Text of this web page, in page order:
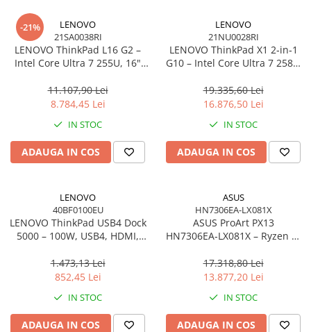
-21%
LENOVO
21SA0038RI
LENOVO ThinkPad L16 G2 –
Intel Core Ultra 7 255U, 16"
SSD, Windows 11 Pro, 3Y
On‑Site
11.107,90 Lei
8.784,45 Lei
IN STOC
ADAUGA IN COS
LENOVO
21NU0028RI
LENOVO ThinkPad X1 2‑in‑1
G10 – Intel Core Ultra 7 258V,
LPDDR5X, 2TB SSD PCIe 5.0,
W11P, 3Y Premier
19.335,60 Lei
16.876,50 Lei
IN STOC
ADAUGA IN COS
LENOVO
40BF0100EU
LENOVO ThinkPad USB4 Dock
5000 – 100W, USB4, HDMI,
Gigabit LAN, EU
1.473,13 Lei
852,45 Lei
IN STOC
ADAUGA IN COS
ASUS
HN7306EA-LX081X
ASUS ProArt PX13
HN7306EA‑LX081X – Ryzen AI
Touch, 64GB LPDDR5X, 1TB
SSD, W11P, 3Y, Nano Black
17.318,80 Lei
13.877,20 Lei
IN STOC
ADAUGA IN COS